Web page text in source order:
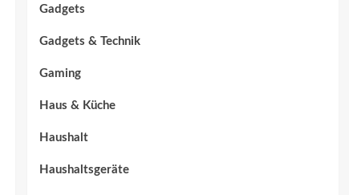
Gadgets
Gadgets & Technik
Gaming
Haus & Küche
Haushalt
Haushaltsgeräte